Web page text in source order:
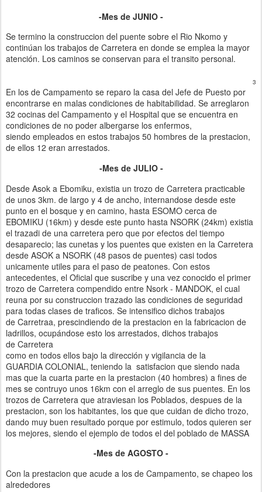
-Mes de JUNIO -
Se termino la construccion del puente sobre el Rio Nkomo y
continúan los trabajos de Carretera en donde se emplea la mayor
atención. Los caminos se conservan para el transito personal.
3
En los de Campamento se reparo la casa del Jefe de Puesto por
encontrarse en malas condiciones de habitabilidad. Se arreglaron
32 cocinas del Campamento y el Hospital que se encuentra en
condiciones de no poder albergarse los enfermos,
siendo empleados en estos trabajos 50 hombres de la prestacion,
de ellos 12 eran arrestados.
-Mes de JULIO -
Desde Asok a Ebomiku, existia un trozo de Carretera practicable
de unos 3km. de largo y 4 de ancho, internandose desde este
punto en el bosque y en camino, hasta ESOMO cerca de
EBOMIKU (16km) y desde este punto hasta NSORK (24km) existia
el trazadi de una carretera pero que por efectos del tiempo
desaparecio; las cunetas y los puentes que existen en la Carretera
desde ASOK a NSORK (48 pasos de puentes) casi todos
unicamente utiles para el paso de peatones. Con estos
antecedentes, el Oficial que suscribe y una vez conocido el primer
trozo de Carretera compendido entre Nsork - MANDOK, el cual
reuna por su construccion trazado las condiciones de seguridad
para todas clases de traficos. Se intensifico dichos trabajos
de Carretraa, prescindiendo de la prestacion en la fabricacion de
ladrillos, ocupándose esto los arrestados, dichos trabajos
de Carretera
como en todos ellos bajo la dirección y vigilancia de la
GUARDIA COLONIAL, teniendo la satisfacion que siendo nada
mas que la cuarta parte en la prestacion (40 hombres) a fines de
mes se contruyo unos 16km con el arreglo de sus puentes. En los
trozos de Carretera que atraviesan los Poblados, despues de la
prestacion, son los habitantes, los que que cuidan de dicho trozo,
dando muy buen resultado porque por estimulo, todos quieren ser
los mejores, siendo el ejemplo de todos el del poblado de MASSA
-Mes de AGOSTO -
Con la prestacion que acude a los de Campamento, se chapeo los
alrededores